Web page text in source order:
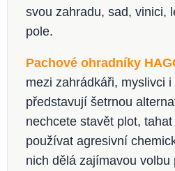
svou zahradu, sad, vinici,
pole.
Pachové ohradníky
mezi zahrádkáři, myslivci
představují šetrnou
nechcete stavět plot,
používat agresivní
nich dělá zajímavou volbu